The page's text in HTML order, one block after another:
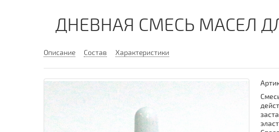
ДНЕВНАЯ СМЕСЬ МАСЕЛ
Описание Состав Характеристики